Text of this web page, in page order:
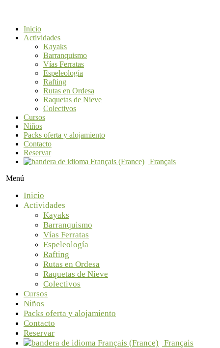
Inicio
Actividades
Kayaks
Barranquismo
Vías Ferratas
Espeleología
Rafting
Rutas en Ordesa
Raquetas de Nieve
Colectivos
Cursos
Niños
Packs oferta y alojamiento
Contacto
Reservar
Français
Menú
Inicio
Actividades
Kayaks
Barranquismo
Vías Ferratas
Espeleología
Rafting
Rutas en Ordesa
Raquetas de Nieve
Colectivos
Cursos
Niños
Packs oferta y alojamiento
Contacto
Reservar
Français